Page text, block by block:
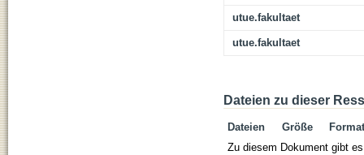
utue.fakultaet
utue.fakultaet
Dateien zu dieser
Dateien Größe
Format
Zu diesem Dokument gibt